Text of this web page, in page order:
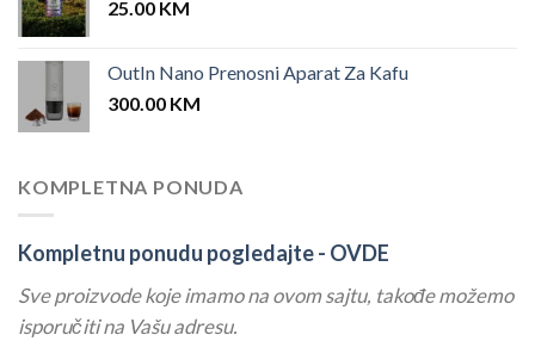
25.00 KM
OutIn Nano Prenosni Aparat Za Kafu
300.00 KM
KOMPLETNA PONUDA
Kompletnu ponudu pogledajte - OVDE
Sve proizvode koje imamo na ovom sajtu, takođe možemo
isporučiti na Vašu adresu.